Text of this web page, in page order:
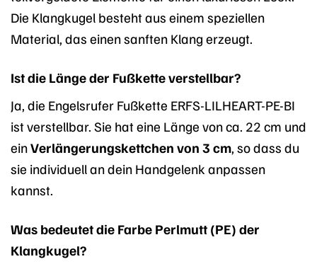
Die Klangkugel besteht aus einem speziellen
Material, das einen sanften Klang erzeugt.
Ist die Länge der Fußkette verstellbar?
Ja, die Engelsrufer Fußkette ERFS-LILHEART-PE-BI
ist verstellbar. Sie hat eine Länge von ca. 22 cm und
einVerlängerungskettchen von 3 cm, so dass du
sie individuell an dein Handgelenk anpassen
kannst.
Was bedeutet die Farbe Perlmutt (PE) der
Klangkugel?